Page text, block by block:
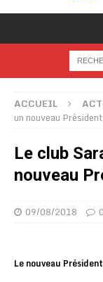
ACCUEIL
un nouveau Président
Le club
nouveau
09/08/2018
Le nouveau